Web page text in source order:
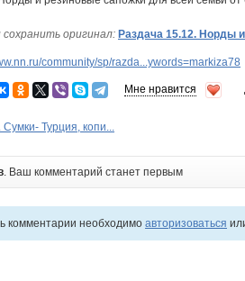
оригинал: Раздача 15.12. Норды
community/sp/razda...ywords=markiza78
Мне нравится
Сумки- Турция, копи...
. Ваш комментарий станет первым
комментарии необходимо авторизоваться